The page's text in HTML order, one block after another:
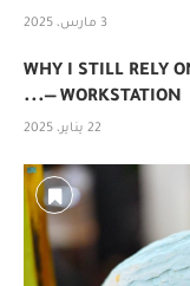
3 مارس، 2025
WHY I STILL RELY
WORKSTATION —...
22 يناير، 2025